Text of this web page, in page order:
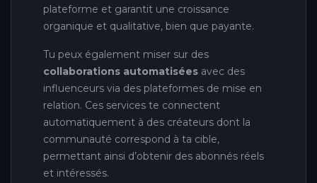
plateforme et garantit une croissance
organique et qualitative, bien que payante.
Tu peux également miser sur des
collaborations automatisées avec des
influenceurs via des plateformes de mise en
relation. Ces services te connectent
automatiquement à des créateurs dont la
communauté correspond à ta cible,
permettant ainsi d’obtenir des abonnés réels
et intéressés.